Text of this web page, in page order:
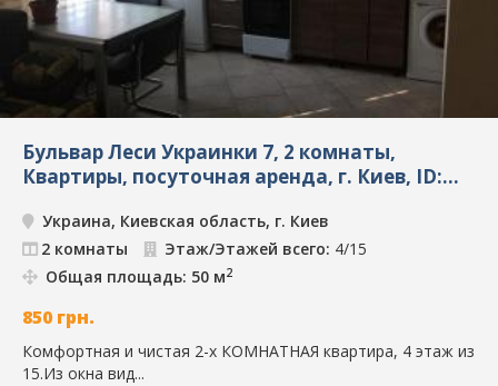
Бульвар Леси Украинки 7, 2 комнаты,
Квартиры, посуточная аренда, г. Киев, ID:
Украина, Киевская область, г. Киев
2 комнаты
Этаж/Этажей всего: 4/15
Общая площадь: 50 м2
850 грн.
Комфортная и чистая 2-x КОМНАТНАЯ квартира, 4 этаж из
15.Из окна вид...